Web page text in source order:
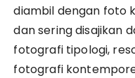
diambil dengan foto
dan sering disajikan
fotografi tipologi,
fotografi